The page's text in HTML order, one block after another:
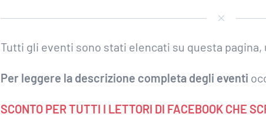
Tutti gli eventi sono stati elencati su questa pagina,
Per leggere la descrizione completa degli eventi
SCONTO PER TUTTI I LETTORI DI FACEBOOK CHE